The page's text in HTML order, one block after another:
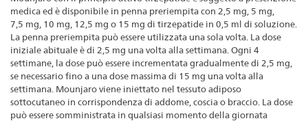
medica ed è disponibile in penna preriempita con 2,5 mg, 5 mg,
7,5 mg, 10 mg, 12,5 mg o 15 mg di tirzepatide in 0,5 ml di soluzione.
La penna preriempita può essere utilizzata una sola volta. La dose
iniziale abituale è di 2,5 mg una volta alla settimana. Ogni 4
settimane, la dose può essere incrementata gradualmente di 2,5 mg,
se necessario fino a una dose massima di 15 mg una volta alla
settimana. Mounjaro viene iniettato nel tessuto adiposo
sottocutaneo in corrispondenza di addome, coscia o braccio. La dose
può essere somministrata in qualsiasi momento della giornata